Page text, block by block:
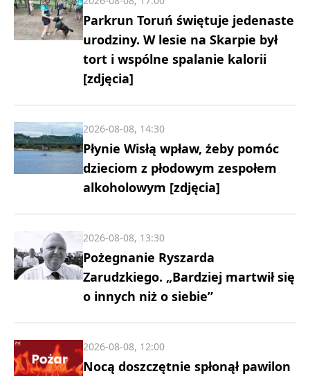
Parkrun Toruń świętuje jedenaste
urodziny. W lesie na Skarpie był
tort i wspólne spalanie kalorii
[zdjęcia]
Płynie Wisłą wpław, żeby pomóc
dzieciom z płodowym zespołem
alkoholowym [zdjęcia]
2026-08-08, 14:30
Pożegnanie Ryszarda
Zarudzkiego. „Bardziej martwił się
o innych niż o siebie”
2026-08-08, 13:30
Nocą doszczętnie spłonął pawilon
2026-08-08, 12:00